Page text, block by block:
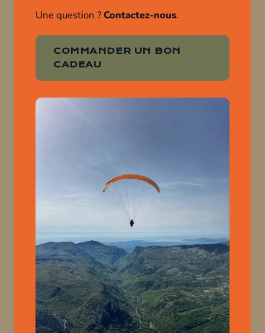
Une question ?Contactez-nous.
COMMANDER UN BON
CADEAU